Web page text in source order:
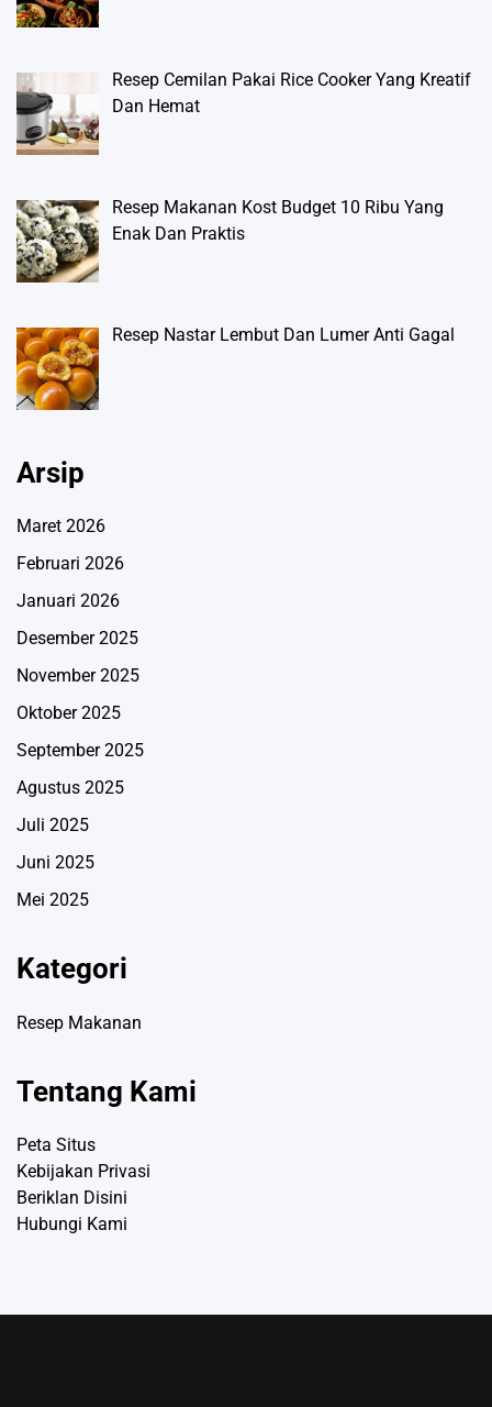
Resep Cemilan Pakai Rice Cooker Yang Kreatif
Dan Hemat
Resep Makanan Kost Budget 10 Ribu Yang
Enak Dan Praktis
Resep Nastar Lembut Dan Lumer Anti Gagal
Arsip
Maret 2026
Februari 2026
Januari 2026
Desember 2025
November 2025
Oktober 2025
September 2025
Agustus 2025
Juli 2025
Juni 2025
Mei 2025
Kategori
Resep Makanan
Tentang Kami
Peta Situs
Kebijakan Privasi
Beriklan Disini
Hubungi Kami